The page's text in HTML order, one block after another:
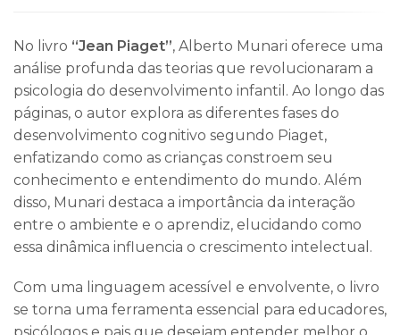
No livro “Jean Piaget”, Alberto Munari oferece uma
análise profunda das teorias que revolucionaram a
psicologia do desenvolvimento infantil. Ao longo das
páginas, o autor explora as diferentes fases do
desenvolvimento cognitivo segundo Piaget,
enfatizando como as crianças constroem seu
conhecimento e entendimento do mundo. Além
disso, Munari destaca a importância da interação
entre o ambiente e o aprendiz, elucidando como
essa dinâmica influencia o crescimento intelectual.
Com uma linguagem acessível e envolvente, o livro
se torna uma ferramenta essencial para educadores,